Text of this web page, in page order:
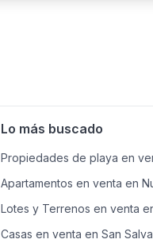
Lo más buscado
Propiedades de playa en
Apartamentos en venta en
Lotes y Terrenos en venta
Casas en venta en San